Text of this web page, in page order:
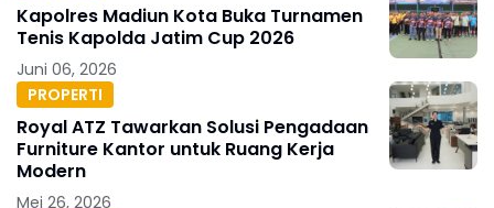
Kapolres Madiun Kota Buka Turnamen
Tenis Kapolda Jatim Cup 2026
Juni 06, 2026
PROPERTI
Royal ATZ Tawarkan Solusi Pengadaan
Furniture Kantor untuk Ruang Kerja
Modern
Mei 26, 2026